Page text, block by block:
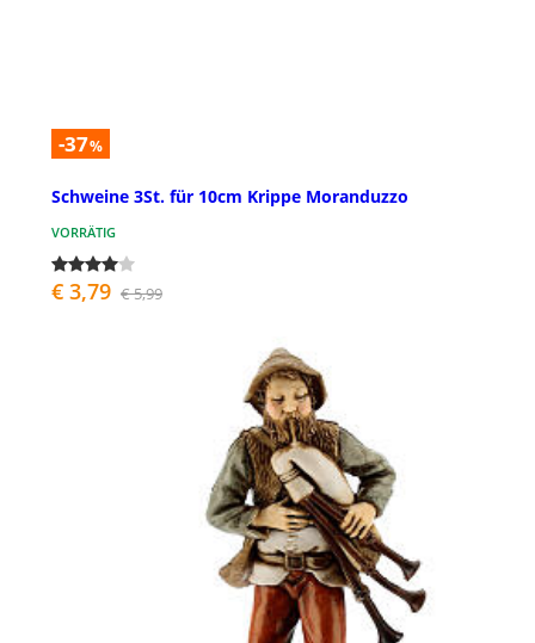
-37%
Schweine 3St. für 10cm Krippe Moranduzzo
VORRÄTIG
€ 3,79 € 5,99